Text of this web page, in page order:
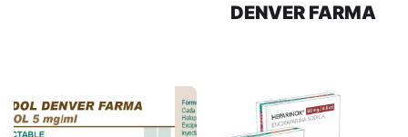
DENVER FARMA